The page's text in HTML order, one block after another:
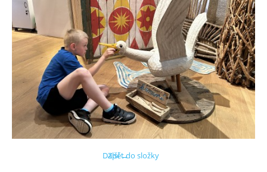
Další →
Zpět do složky